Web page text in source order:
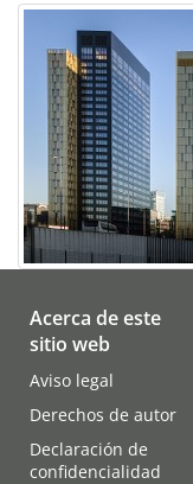
Acerca de este
sitio web
Aviso legal
Derechos de autor
Declaración de
confidencialidad